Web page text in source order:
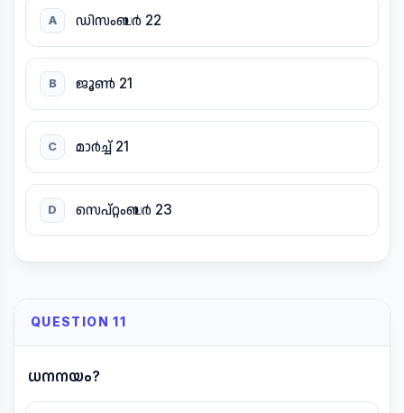
A ഡിസംബർ 22
B ജൂൺ 21
C മാർച്ച് 21
D സെപ്റ്റംബർ 23
QUESTION 11
ധനനയം?